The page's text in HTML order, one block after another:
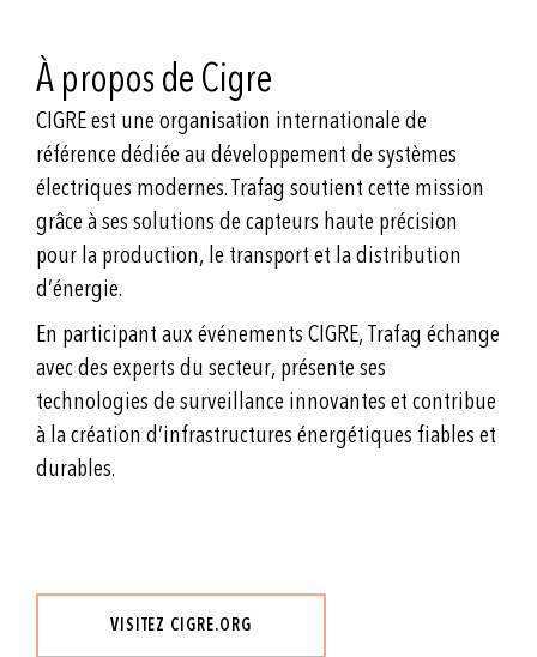
À propos de Cigre
CIGRE est une organisation internationale de
référence dédiée au développement de systèmes
électriques modernes. Trafag soutient cette mission
grâce à ses solutions de capteurs haute précision
pour la production, le transport et la distribution
d’énergie.
En participant aux événements CIGRE, Trafag échange
avec des experts du secteur, présente ses
technologies de surveillance innovantes et contribue
à la création d’infrastructures énergétiques fiables et
durables.
VISITEZ CIGRE.ORG